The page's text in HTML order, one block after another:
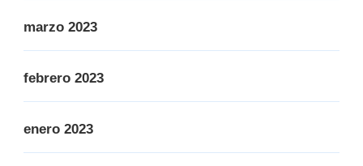
marzo 2023
febrero 2023
enero 2023